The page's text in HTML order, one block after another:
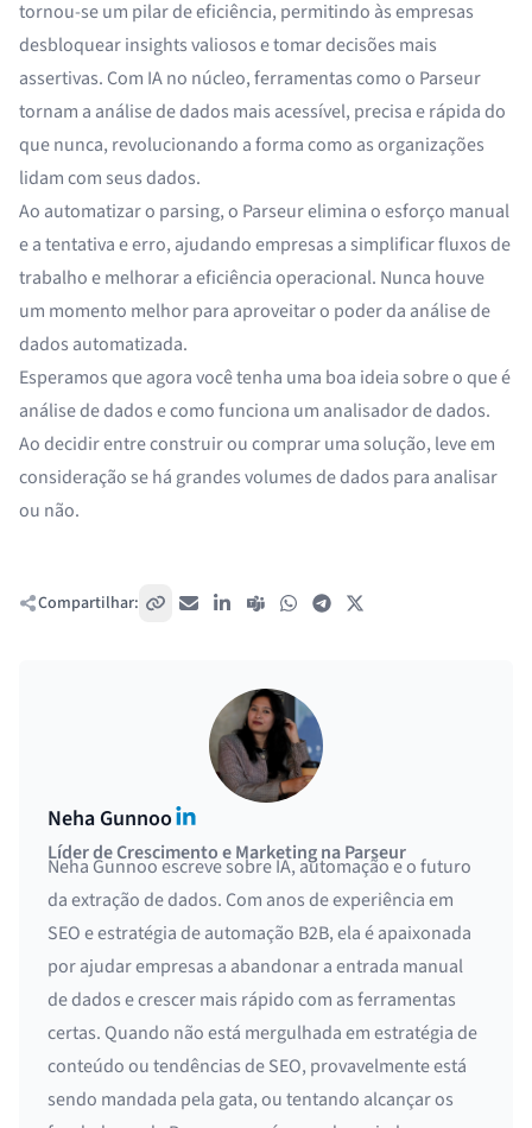
tornou-se um pilar de eficiência, permitindo às empresas
desbloquear insights valiosos e tomar decisões mais
assertivas. Com IA no núcleo, ferramentas como o Parseur
tornam a análise de dados mais acessível, precisa e rápida do
que nunca, revolucionando a forma como as organizações
lidam com seus dados.
Ao automatizar o parsing, o Parseur elimina o esforço manual
e a tentativa e erro, ajudando empresas a simplificar fluxos de
trabalho e melhorar a eficiência operacional. Nunca houve
um momento melhor para aproveitar o poder da análise de
dados automatizada.
Esperamos que agora você tenha uma boa ideia sobre o que é
análise de dados e como funciona um analisador de dados.
Ao decidir entre construir ou comprar uma solução, leve em
consideração se há grandes volumes de dados para analisar
ou não.
Compartilhar: Copiar link
E-mail LinkedIn
Teams WhatsAppTelegram
Neha GunnooLinkedIn
Líder de Crescimento e Marketing na Parseur
Neha Gunnoo escreve sobre IA, automação e o futuro
da extração de dados. Com anos de experiência em
SEO e estratégia de automação B2B, ela é apaixonada
por ajudar empresas a abandonar a entrada manual
de dados e crescer mais rápido com as ferramentas
certas. Quando não está mergulhada em estratégia de
conteúdo ou tendências de SEO, provavelmente está
sendo mandada pela gata, ou tentando alcançar os